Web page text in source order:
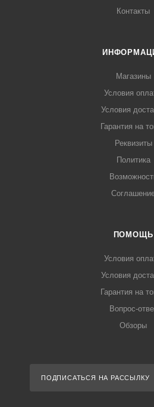
Контакты
Магазины
Условия
Условия
Гарантия на
Реквизиты
Политика
ПОМОЩЬ
Условия
Условия
Гарантия на
Вопрос-
Обзоры
ПОДПИСАТЬСЯ НА РАССЫЛКУ